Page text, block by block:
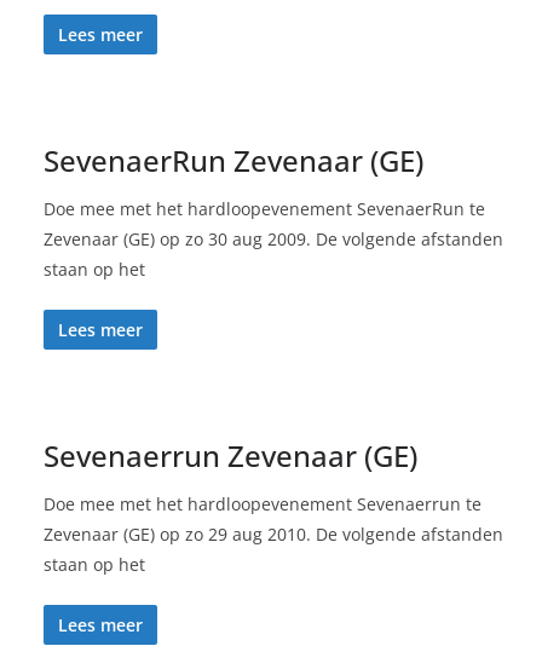
Lees meer
SevenaerRun Zevenaar (GE)
Doe mee met het hardloopevenement SevenaerRun te
Zevenaar (GE) op zo 30 aug 2009. De volgende afstanden
staan op het
Lees meer
Sevenaerrun Zevenaar (GE)
Doe mee met het hardloopevenement Sevenaerrun te
Zevenaar (GE) op zo 29 aug 2010. De volgende afstanden
staan op het
Lees meer